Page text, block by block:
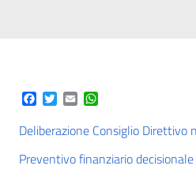
Facebook
Twitter
Email
Deliberazione Consiglio Direttivo
Preventivo finanziario